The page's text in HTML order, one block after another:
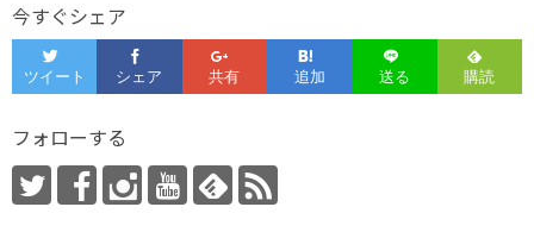
今すぐシェア
フォローする